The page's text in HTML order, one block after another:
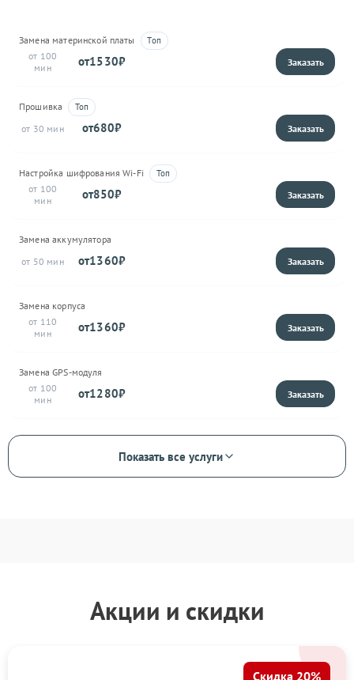
Замена материнской платы
100
1530
Прошивка
30
680
Настройка шифрования Wi-Fi
100
850
Замена аккумулятора
50
1360
Замена корпуса
110
1360
Замена GPS-модуля
100
1280
Показать все услуги
Акции и скидки
Скидка 20%